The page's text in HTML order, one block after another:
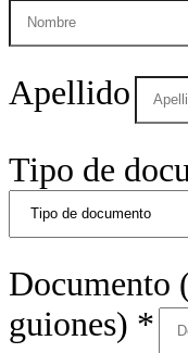
Apellido
Tipo de
Documento
guiones) *